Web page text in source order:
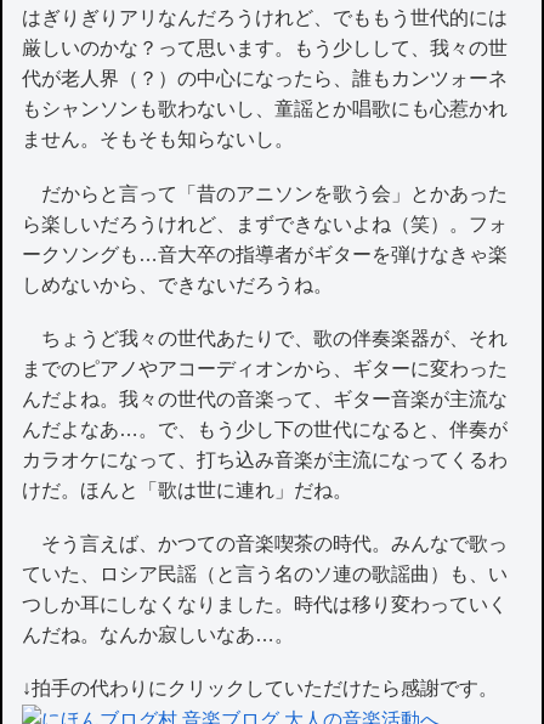
はぎりぎりアリなんだろうけれど、でももう世代的には
厳しいのかな？って思います。もう少しして、我々の世
代が老人界（？）の中心になったら、誰もカンツォーネ
もシャンソンも歌わないし、童謡とか唱歌にも心惹かれ
ません。そもそも知らないし。
だからと言って「昔のアニソンを歌う会」とかあった
ら楽しいだろうけれど、まずできないよね（笑）。フォ
ークソングも…音大卒の指導者がギターを弾けなきゃ楽
しめないから、できないだろうね。
ちょうど我々の世代あたりで、歌の伴奏楽器が、それ
までのピアノやアコーディオンから、ギターに変わった
んだよね。我々の世代の音楽って、ギター音楽が主流な
んだよなあ…。で、もう少し下の世代になると、伴奏が
カラオケになって、打ち込み音楽が主流になってくるわ
けだ。ほんと「歌は世に連れ」だね。
そう言えば、かつての音楽喫茶の時代。みんなで歌っ
ていた、ロシア民謡（と言う名のソ連の歌謡曲）も、い
つしか耳にしなくなりました。時代は移り変わっていく
んだね。なんか寂しいなあ…。
↓拍手の代わりにクリックしていただけたら感謝です。